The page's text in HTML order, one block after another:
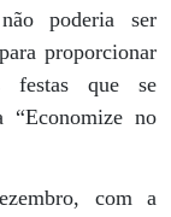
poderia ser
proporcionar
festas que se
“Economize no
com a